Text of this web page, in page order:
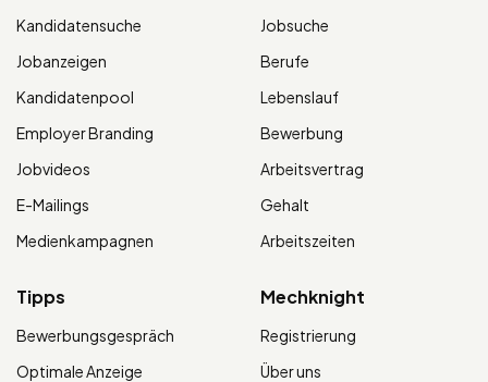
Kandidatensuche
Jobanzeigen
Kandidatenpool
Employer Branding
Jobvideos
E-Mailings
Medienkampagnen
Jobsuche
Berufe
Lebenslauf
Bewerbung
Arbeitsvertrag
Gehalt
Arbeitszeiten
Tipps
Bewerbungsgespräch
Optimale Anzeige
Mechknight
Registrierung
Über uns